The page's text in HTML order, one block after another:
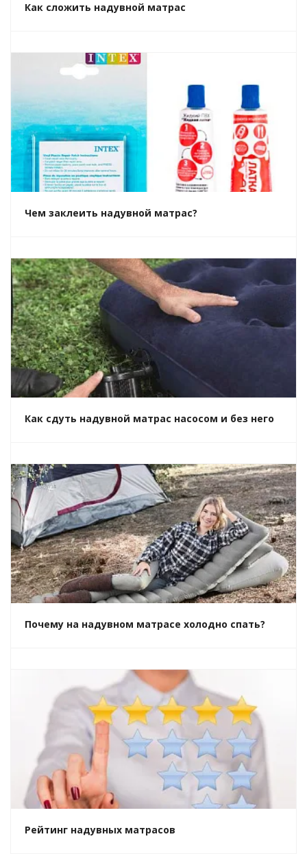
Как сложить надувной матрас
Чем заклеить надувной матрас?
Как сдуть надувной матрас насосом и без него
Почему на надувном матрасе холодно спать?
Рейтинг надувных матрасов